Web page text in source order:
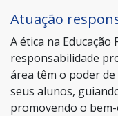
Atuação
A ética na
responsabilidade
área têm o poder
seus alunos,
promovendo o